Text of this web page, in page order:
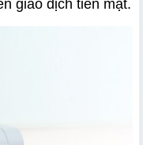
loại tiền
lớn
giao dịch tiền mặt.